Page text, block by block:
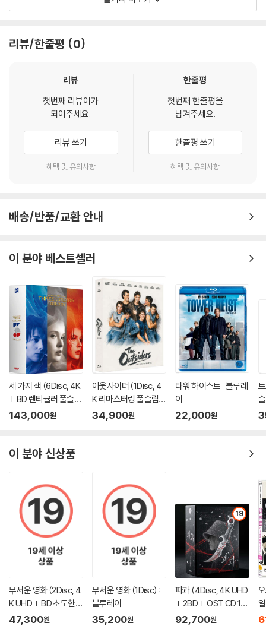
야간 보모 ‘툴리’(맥켄지 데이비스)를 부르게 된다.
서
슈퍼 보모이자 때로는 인생 친구가 되어 주는 ‘툴리’로 인해 ‘마를로’의 삶
리뷰/한줄평 0
리뷰
첫번째 리뷰어가
되어주세요.
리뷰 쓰기
혜택 및 유의사항
한줄평
첫번째 한줄평을
남겨주세요.
한줄평 쓰기
혜택 및 유의사항
배송/반품/교환 안내
이 분야 베스트셀러
세 가지 색 (6Disc, 4K
+ BD 렌티큘러 풀슬립
트릴로지 박스 한정판)
143,000원
아웃사이더 (1Disc, 4
K 리마스터링 풀슬립) :
블루레이
34,900원
타워 하이스트 : 블루레
이
22,000원
이
이 분야 신상품
무서운 영화 (2Disc, 4
K UHD + BD 초도한정
슬립케이스) : 블루레
47,300원
무서운 영화 (1Disc) :
블루레이
35,200원
19
파과 (4Disc, 4K UHD
+ 2BD + OST CD 15
00장 한정 스틸북 한정
92,700원